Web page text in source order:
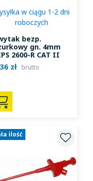
w ciągu 1-2 dni
roboczych
bezp.
gn. 4mm
2600-R CAT II
6A czerwony
zł brutto
ilość